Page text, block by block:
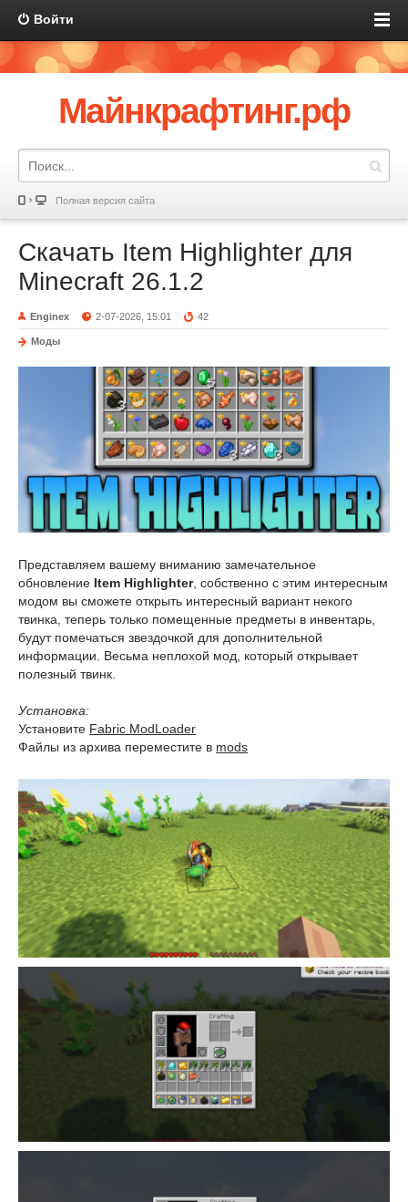
Войти
Майнкрафтинг.рф
Полная версия сайта
Скачать Item Highlighter для
Minecraft 26.1.2
Enginex 2-07-2026, 15:01 42
Моды
Представляем вашему вниманию замечательное
обновление Item Highlighter, собственно с этим интересным
модом вы сможете открыть интересный вариант некого
твинка, теперь только помещенные предметы в инвентарь,
будут помечаться звездочкой для дополнительной
информации. Весьма неплохой мод, который открывает
полезный твинк.
Установка:
Установите Fabric ModLoader
Файлы из архива переместите в mods